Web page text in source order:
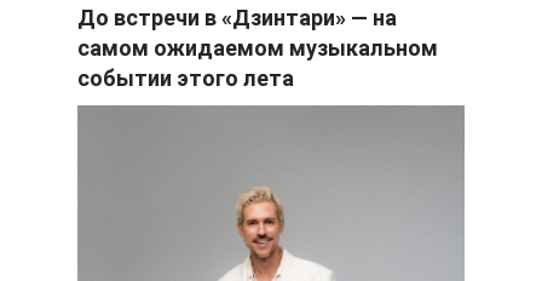
До встречи в «Дзинтари» — на
самом ожидаемом музыкальном
событии этого лета